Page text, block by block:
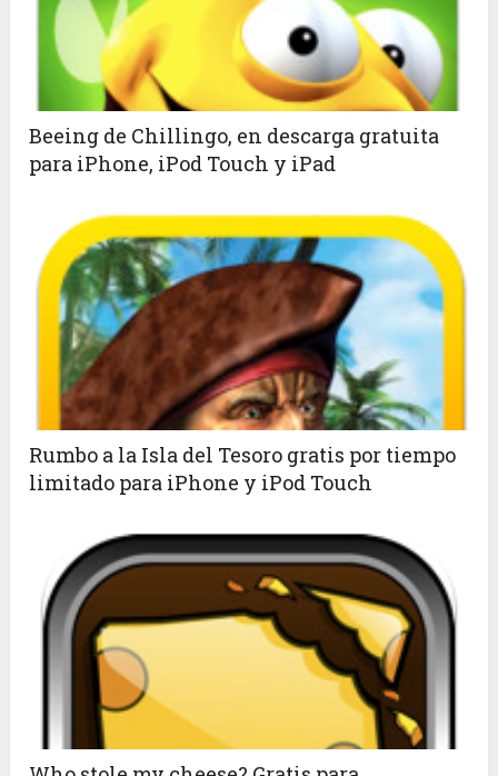
Beeing de Chillingo, en descarga gratuita
para iPhone, iPod Touch y iPad
Rumbo a la Isla del Tesoro gratis por tiempo
limitado para iPhone y iPod Touch